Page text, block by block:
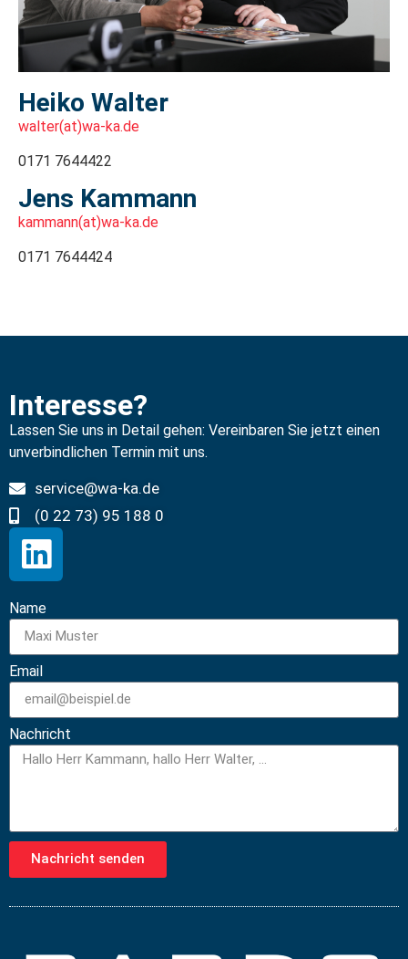
Heiko Walter
walter(at)wa-ka.de
0171 7644422
Jens Kammann
kammann(at)wa-ka.de
0171 7644424
Interesse?
Lassen Sie uns in Detail gehen: Vereinbaren Sie jetzt einen
unverbindlichen Termin mit uns.
service@wa-ka.de
(0 22 73) 95 188 0
Name
Email
Nachricht
Nachricht senden